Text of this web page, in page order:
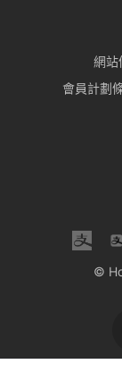
網站
會員計劃
©